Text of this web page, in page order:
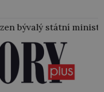
ministr pro